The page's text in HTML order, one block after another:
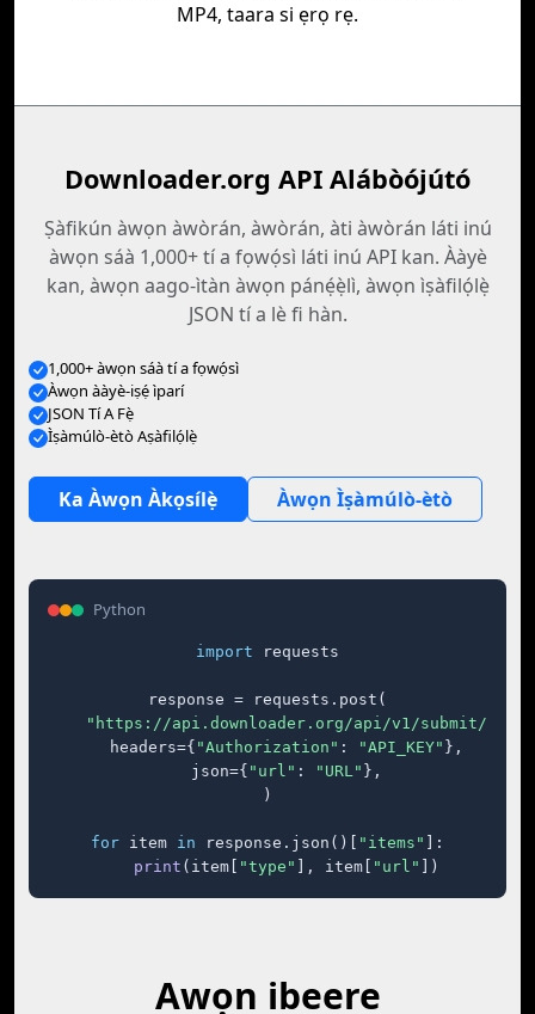
MP4, taara si ẹrọ rẹ.
Downloader.org API Alábòójútó
Ṣàfikún àwọn àwòrán, àwòrán, àti àwòrán láti inú
àwọn sáà 1,000+ tí a fọwọ́sì láti inú API kan. Ààyè
kan, àwọn aago-ìtàn àwọn pánẹ́ẹ̀lì, àwọn ìṣàfilọ́lẹ̀
JSON tí a lè fi hàn.
1,000+ àwọn sáà tí a fọwọ́sì
Àwọn ààyè-iṣẹ́ ìparí
JSON Tí A Fẹ̀
Ìṣàmúlò-ètò Aṣàfilọ́lẹ̀
Ka Àwọn Àkọsílẹ̀ Àwọn Ìṣàmúlò-ètò
Python
import requests
response = requests.post(
"https://api.downloader.org/api/v1/submit/"
    headers={
"Authorization" : "API_KEY" },
    json={
"url" : "URL" },
)
for item in response.json()[ "items"
]:
print (item[ "type" ], item[ "url" ])
Awọn ibeere